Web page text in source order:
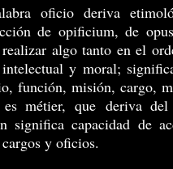
oficio deriva
de opificium, de
realizar algo tanto en el
y moral;
función, misión, cargo,
métier, que deriva
significa capacidad de
y oficios.